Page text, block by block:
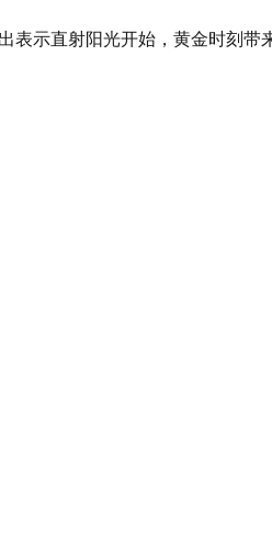
示直射阳光开始，黄金时刻带